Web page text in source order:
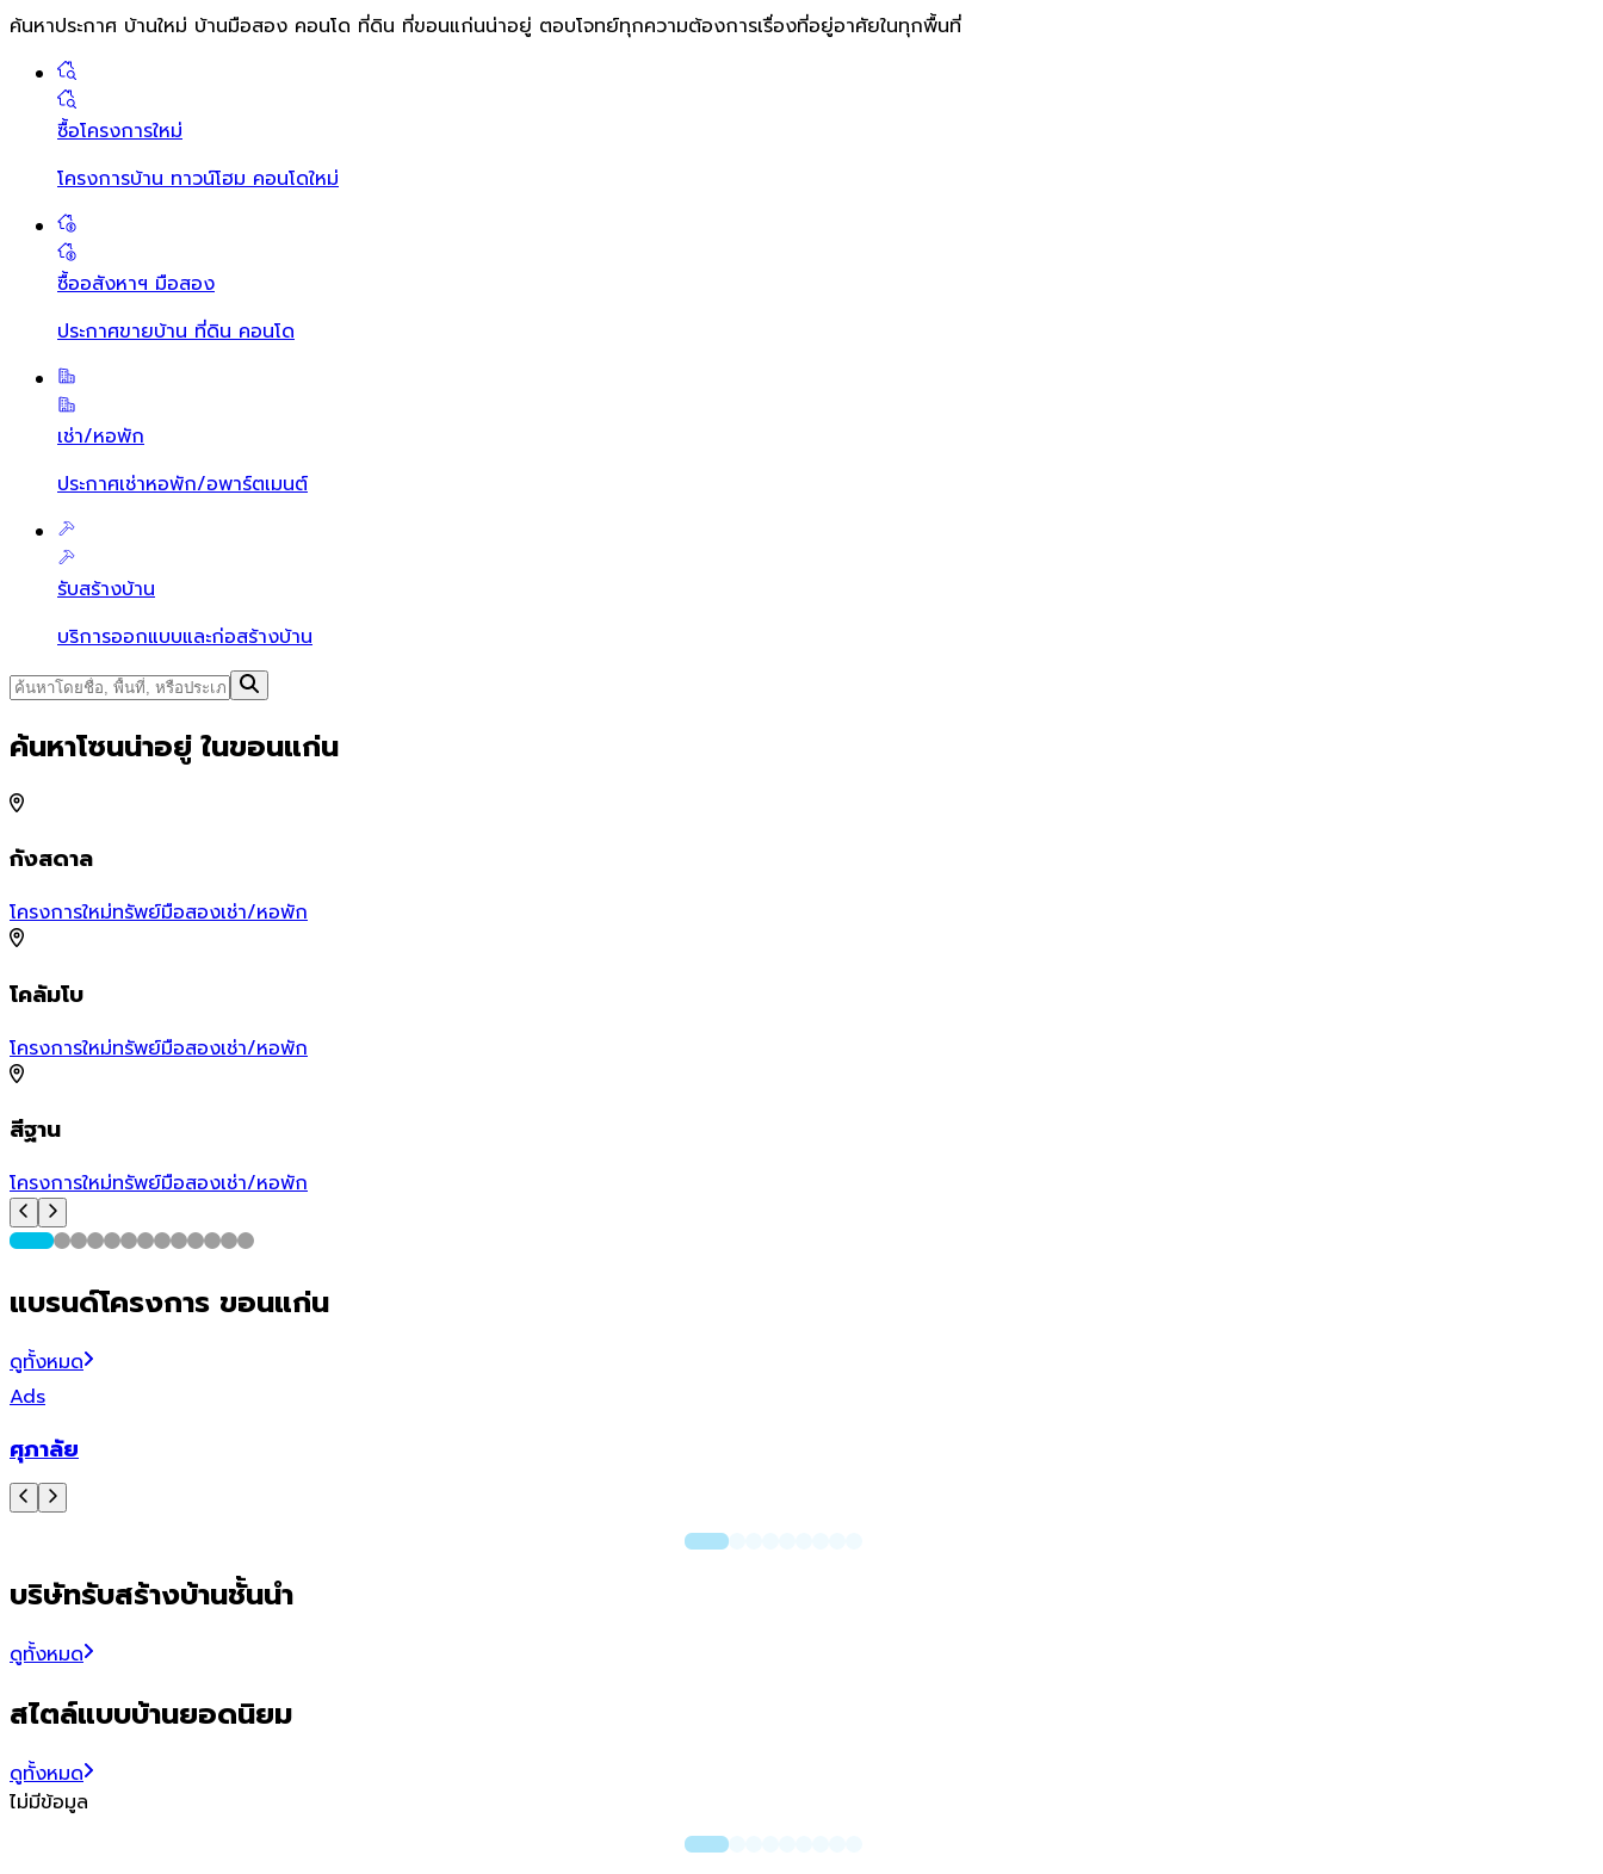
ค้นหาประกาศ บ้านใหม่ บ้านมือสอง คอนโด ที่ดิน ที่ขอนแก่นน่าอยู่ ตอบโจทย์ทุกความต้องการเรื่องที่อยู่อาศัยในทุกพื้นที่
ซื้อโครงการใหม่
โครงการบ้าน ทาวน์โฮม คอนโดใหม่
ซื้ออสังหาฯ มือสอง
ประกาศขายบ้าน ที่ดิน คอนโด
เช่า/หอพัก
ประกาศเช่าหอพัก/อพาร์ตเมนต์
รับสร้างบ้าน
บริการออกแบบและก่อสร้างบ้าน
ค้นหาโซนน่าอยู่ ในขอนแก่น
กังสดาล
โครงการใหม่ทรัพย์มือสองเช่า/หอพัก
โคลัมโบ
โครงการใหม่ทรัพย์มือสองเช่า/หอพัก
สีฐาน
โครงการใหม่ทรัพย์มือสองเช่า/หอพัก
แบรนด์โครงการ ขอนแก่น
ดูทั้งหมด
Ads
ศุภาลัย
บริษัทรับสร้างบ้านชั้นนำ
ดูทั้งหมด
สไตล์แบบบ้านยอดนิยม
ดูทั้งหมด
ไม่มีข้อมูล